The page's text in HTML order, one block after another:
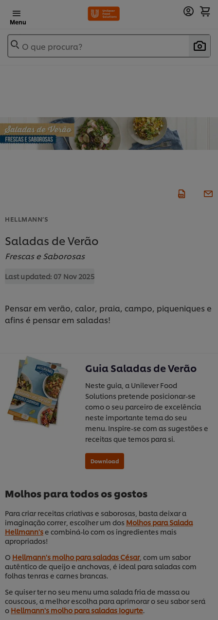
Menu
O que procura?
HELLMANN’S
Saladas de Verão
Frescas e Saborosas
Last updated: 07 Nov 2025
Pensar em verão, calor, praia, campo, piqueniques e
afins é pensar em saladas!
Guia Saladas de Verão
Neste guia, a Unilever Food
Solutions pretende posicionar-se
como o seu parceiro de excelência
neste importante tema do seu
menu. Inspire-se com as sugestões e
receitas que temos para si.
Download
Molhos para todos os gostos
Para criar receitas criativas e saborosas, basta deixar a
imaginação correr, escolher um dos Molhos para Salada
Hellmann'se combiná-lo com os ingredientes mais
apropriados!
O Hellmann's molho para saladas César, com um sabor
autêntico de queijo e anchovas, é ideal para saladas com
folhas tenras e carnes brancas.
Se quiser ter no seu menu uma salada fria de massa ou
couscous, a melhor escolha para aprimorar o seu sabor será
o Hellmann's molho para saladas Iogurte.